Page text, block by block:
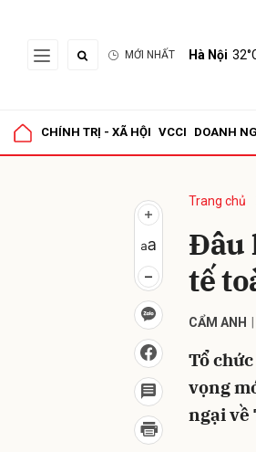
MỚI NHẤT Hà Nội
CHÍNH TRỊ - XÃ HỘI VCCI DOANH
Trang chủ
Đâu
tế
CẨM ANH
Tổ
vọng
ngại về